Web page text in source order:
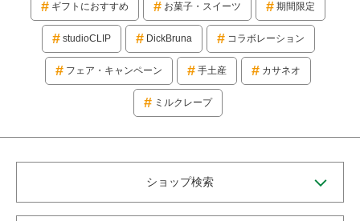
ギフトにおすすめ お菓子・スイーツ 期間限定
studioCLIP DickBruna コラボレーション
フェア・キャンペーン 手土産 カサネオ
ミルクレープ
ショップ検索